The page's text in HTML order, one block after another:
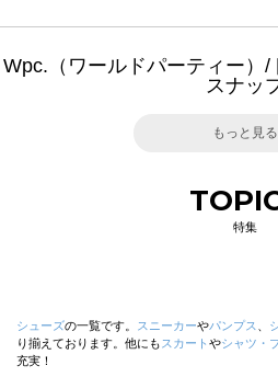
Wpc.（ワールドパーティー）/
スナッ
もっと見る
特集
シューズの一覧です。 スニーカーやパンプス
り揃えております。他にも スカート やシャツ・
充実！